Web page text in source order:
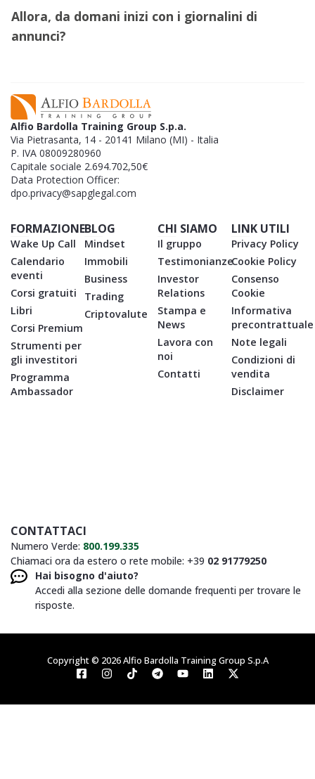
Allora, da domani inizi con i giornalini di
annunci?
Alfio Bardolla Training Group S.p.a.
Via Pietrasanta, 14 - 20141 Milano (MI) - Italia
P. IVA 08009280960
Capitale sociale 2.694.702,50€
Data Protection Officer:
dpo.privacy@sapglegal.com
FORMAZIONE
Wake Up Call
Calendario
eventi
Corsi gratuiti
Libri
Corsi Premium
Strumenti per
gli investitori
Programma
Ambassador
BLOG
Mindset
Immobili
Business
Trading
Criptovalute
CHI SIAMO
Il gruppo
Testimonianze
Investor
Relations
Stampa e
News
Lavora con
noi
Contatti
LINK UTILI
Privacy Policy
Cookie Policy
Consenso
Cookie
Informativa
precontrattuale
Note legali
Condizioni di
vendita
Disclaimer
CONTATTACI
Numero Verde: 800.199.335
Chiamaci ora da estero o rete mobile: +39 02 91779250
Hai bisogno d'aiuto?
Accedi alla sezione delle domande frequenti per trovare le
risposte.
Copyright © 2026 Alfio Bardolla Training Group S.p.A